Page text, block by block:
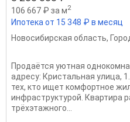
106 667 ₽ за м2
Ипотека от 15 348 ₽ в месяц
Новосибирская область,
Продаётся уютная
адресу: Кристальная улица,
тех, кто ищет комфортное
инфраструктурой. Квартира
трёхэтажного...